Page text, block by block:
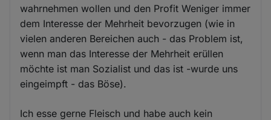
wahrnehmen wollen und den Profit Weniger immer
dem Interesse der Mehrheit bevorzugen (wie in
vielen anderen Bereichen auch - das Problem ist,
wenn man das Interesse der Mehrheit erüllen
möchte ist man Sozialist und das ist -wurde uns
eingeimpft - das Böse).
Ich esse gerne Fleisch und habe auch kein